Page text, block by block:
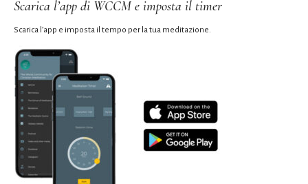
Scarica l’app di WCCM e imposta il timer
Scarica l’app e imposta il tempo per la tua meditazione.